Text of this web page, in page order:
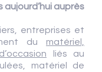
auprès
entreprises et
du matériel,
liés au
matériel de